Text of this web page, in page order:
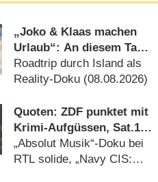
„Joko & Klaas machen
Urlaub“: An diesem Tag
startet die neue Sendung
des Entertainer-Duos
Roadtrip durch Island als
Reality-Doku (08.08.2026)
Quoten: ZDF punktet mit
Krimi-Aufgüssen, Sat.1
mit Zweitliga-Auftakt
„Absolut Musik“-Doku bei
RTL solide, „Navy CIS: